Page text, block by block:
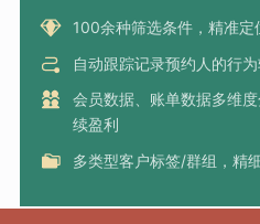
100余种筛选条件，精准定
自动跟踪记录预约人的行
会员数据、账单数据多维
续盈利
多类型客户标签/群组，精